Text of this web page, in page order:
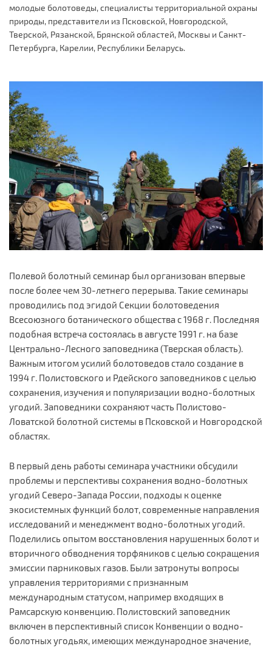
молодые болотоведы, специалисты территориальной охраны
природы, представители из Псковской, Новгородской,
Тверской, Рязанской, Брянской областей, Москвы и Санкт-
Петербурга, Карелии, Республики Беларусь.
Полевой болотный семинар был организован впервые
после более чем 30-летнего перерыва. Такие семинары
проводились под эгидой Секции болотоведения
Всесоюзного ботанического общества с 1968 г. Последняя
подобная встреча состоялась в августе 1991 г. на базе
Центрально-Лесного заповедника (Тверская область).
Важным итогом усилий болотоведов стало создание в
1994 г. Полистовского и Рдейского заповедников с целью
сохранения, изучения и популяризации водно-болотных
угодий. Заповедники сохраняют часть Полистово-
Ловатской болотной системы в Псковской и Новгородской
областях.
В первый день работы семинара участники обсудили
проблемы и перспективы сохранения водно-болотных
угодий Северо-Запада России, подходы к оценке
экосистемных функций болот, современные направления
исследований и менеджмент водно-болотных угодий.
Поделились опытом восстановления нарушенных болот и
вторичного обводнения торфяников с целью сокращения
эмиссии парниковых газов. Были затронуты вопросы
управления территориями с признанным
международным статусом, например входящих в
Рамсарскую конвенцию. Полистовский заповедник
включен в перспективный список Конвенции о водно-
болотных угодьях, имеющих международное значение,